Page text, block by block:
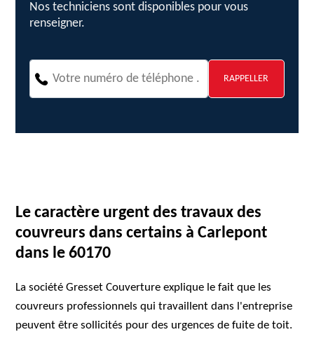
Nos techniciens sont disponibles pour vous
renseigner.
Le caractère urgent des travaux des
couvreurs dans certains à Carlepont
dans le 60170
La société Gresset Couverture explique le fait que les
couvreurs professionnels qui travaillent dans l'entreprise
peuvent être sollicités pour des urgences de fuite de toit.